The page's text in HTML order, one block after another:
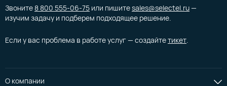
Звоните 8 800 555-06-75 или пишитеsales@selectel.ru—
изучим задачу и подберем подходящее решение.
Если у вас проблема в работе услуг — создайтетикет
О компании